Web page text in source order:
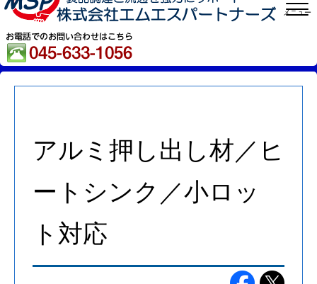
メニュー
アルミ押し出し材／ヒ
ートシンク／小ロッ
ト対応